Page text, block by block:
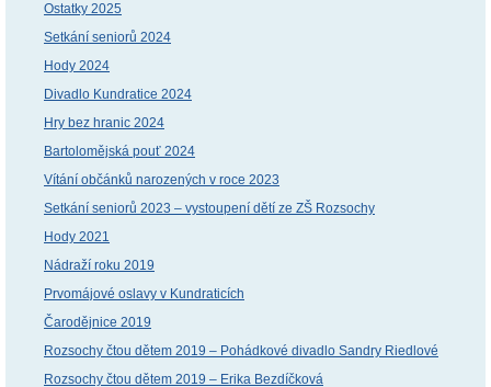
Ostatky 2025
Setkání seniorů 2024
Hody 2024
Divadlo Kundratice 2024
Hry bez hranic 2024
Bartolomějská pouť 2024
Vítání občánků narozených v roce 2023
Setkání seniorů 2023 – vystoupení dětí ze ZŠ Rozsochy
Hody 2021
Nádraží roku 2019
Prvomájové oslavy v Kundraticích
Čarodějnice 2019
Rozsochy čtou dětem 2019 – Pohádkové divadlo Sandry Riedlové
Rozsochy čtou dětem 2019 – Erika Bezdíčková